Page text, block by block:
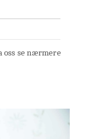
oss se nærmere